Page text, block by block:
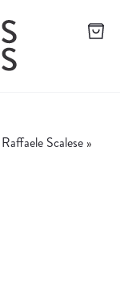
Raffaele Scalese »